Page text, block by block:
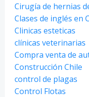
Cirugía de hernias
Clases de inglés en
Clinicas esteticas
clínicas veterinarias
Compra venta de
Construcción Chile
control de plagas
Control Flotas